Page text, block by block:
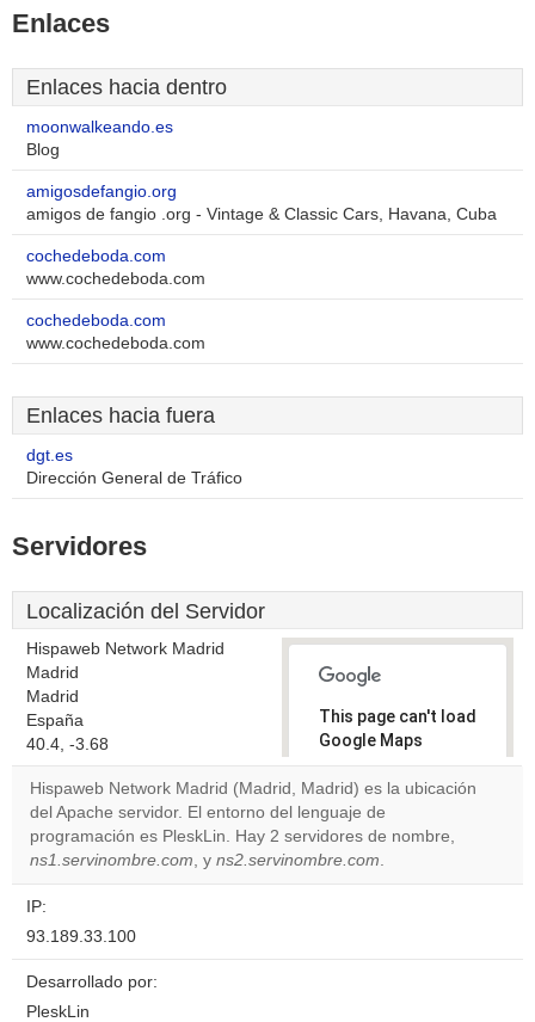
Enlaces
Enlaces hacia dentro
moonwalkeando.es
Blog
amigosdefangio.org
amigos de fangio .org - Vintage & Classic Cars, Havana, Cuba
cochedeboda.com
www.cochedeboda.com
cochedeboda.com
www.cochedeboda.com
Enlaces hacia fuera
dgt.es
Dirección General de Tráfico
Servidores
Localización del Servidor
Hispaweb Network Madrid
Madrid
Madrid
España
40.4, -3.68
This page can't load
Google Maps
correctly.
Do you
own this
website?
Hispaweb Network Madrid (Madrid, Madrid) es la ubicación
del Apache servidor. El entorno del lenguaje de
programación es PleskLin. Hay 2 servidores de nombre,
ns1.servinombre.com, y ns2.servinombre.com.
IP:
93.189.33.100
Desarrollado por:
PleskLin